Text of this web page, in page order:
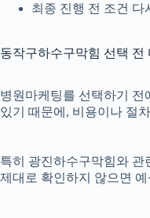
최종 진행 전 조건 다
동작구하수구막힘 선택 전
병원마케팅를 선택하기 전
있기 때문에, 비용이나 절
특히 광진하수구막힘와 관
제대로 확인하지 않으면